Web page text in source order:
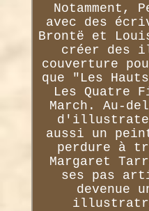
Notamment,
avec des
Brontë et
créer des
couverture
que "Les
Les Quatre
March. Au-
aussi un
perdure à
Margaret
ses pas
devenue